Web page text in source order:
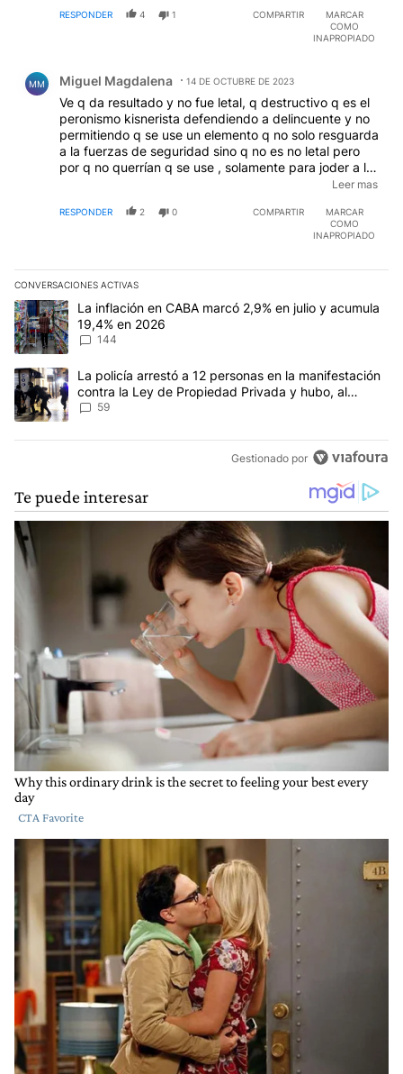
RESPONDER 4 1 COMPARTIR
MARCAR
COMO
INAPROPIADO
MM Miguel Magdalena 14 DE OCTUBRE DE 2023
Ve q da resultado y no fue letal, q destructivo q es el
peronismo kisnerista defendiendo a delincuente y no
permitiendo q se use un elemento q no solo resguarda
a la fuerzas de seguridad sino q no es no letal pero
por q no querrían q se use , solamente para joder a la
gente ypara q la policía cuando actúe valla preso por
echen no la usaba y terminaba muerto el policía
Leer mas
RESPONDER 2 0 COMPARTIR
MARCAR
COMO
INAPROPIADO
CONVERSACIONES ACTIVAS
Este listado muestra los artículos con más comentarios en los
Un artículo de tendencia con el título "La inflación en CABA
La inflación en CABA marcó 2,9% en julio y acumula
19,4% en 2026
144
Un artículo de tendencia con el título "La policía arrestó a 12
La policía arrestó a 12 personas en la manifestación
contra la Ley de Propiedad Privada y hubo, al
menos, 3 agentes heridos
59
Gestionado por